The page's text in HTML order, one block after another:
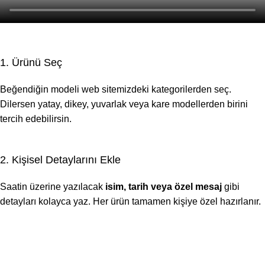
1. Ürünü Seç
Beğendiğin modeli web sitemizdeki kategorilerden seç.
Dilersen yatay, dikey, yuvarlak veya kare modellerden birini
tercih edebilirsin.
2. Kişisel Detaylarını Ekle
Saatin üzerine yazılacak isim, tarih veya özel mesaj gibi
detayları kolayca yaz. Her ürün tamamen kişiye özel hazırlanır.